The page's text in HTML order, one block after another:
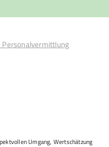
Umgang, Wertschätzung